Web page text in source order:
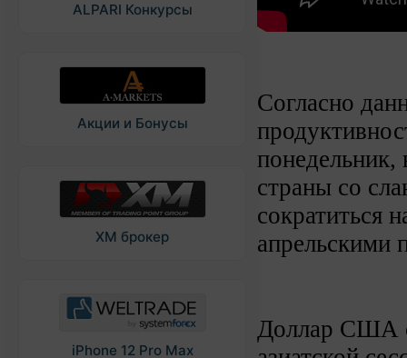
ALPARI Конкурсы
Акции и Бонусы
XM брокер
iPhone 12 Pro Max
Согласно
страны со
сократиться
апрельскими
Доллар США